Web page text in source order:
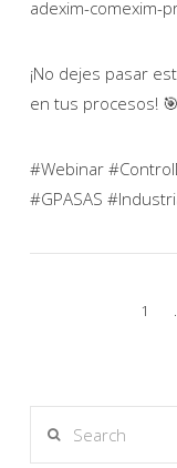
adexim-comexim-
¡No dejes pasar
en tus procesos! 🎯
#Webinar
#GPASAS
1